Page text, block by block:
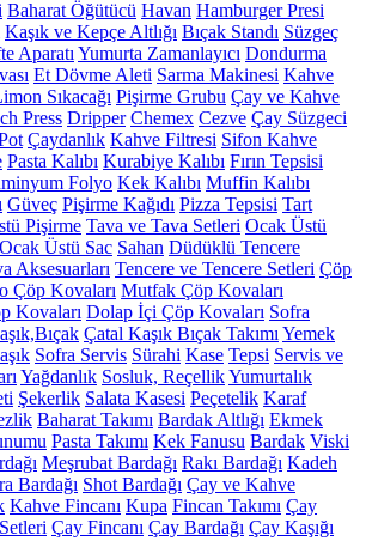
Baharat Öğütücü Havan Hamburger Presi
Kaşık ve Kepçe Altlığı Bıçak Standı Süzgeç
Aparatı Yumurta Zamanlayıcı Dondurma
Et Dövme Aleti Sarma Makinesi Kahve
Sıkacağı Pişirme Grubu Çay ve Kahve
Press Dripper Chemex Cezve Çay Süzgeci
Çaydanlık Kahve Filtresi Sifon Kahve
Pasta Kalıbı Kurabiye Kalıbı Fırın Tepsisi
Folyo Kek Kalıbı Muffin Kalıbı
Güveç Pişirme Kağıdı Pizza Tepsisi Tart
Pişirme Tava ve Tava Setleri Ocak Üstü
Ocak Üstü Sac Sahan Düdüklü Tencere
Aksesuarları Tencere ve Tencere Setleri Çöp
Çöp Kovaları Mutfak Çöp Kovaları
Kovaları Dolap İçi Çöp Kovaları Sofra
Çatal Kaşık Bıçak Takımı Yemek
Sofra Servis Sürahi Kase Tepsi Servis ve
Yağdanlık Sosluk, ReçellikYumurtalık
Şekerlik Salata Kasesi Peçetelik Karaf
Baharat Takımı Bardak Altlığı Ekmek
Pasta Takımı Kek Fanusu Bardak Viski
Meşrubat Bardağı Rakı Bardağı Kadeh
Bardağı Shot Bardağı Çay ve Kahve
Kahve Fincanı Kupa Fincan Takımı Çay
Çay Fincanı Çay Bardağı Çay Kaşığı